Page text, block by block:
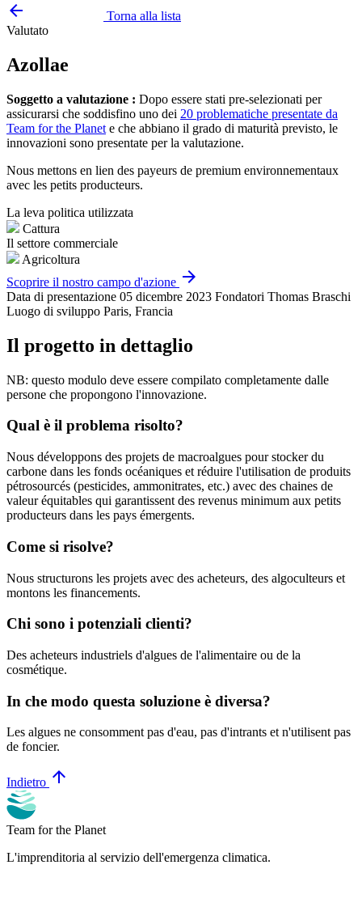
arrow_backward
Torna alla lista
Valutato
Azollae
Soggetto a valutazione : Dopo essere stati pre-selezionati per
assicurarsi che soddisfino uno dei 20 problematiche presentate da
Team for the Planet e che abbiano il grado di maturità previsto, le
innovazioni sono presentate per la valutazione.
Nous mettons en lien des payeurs de premium environnementaux
avec les petits producteurs.
La leva politica utilizzata
Cattura
Il settore commerciale
Agricoltura
Scoprire il nostro campo d'azione arrow_forward
Data di presentazione 05 dicembre 2023 Fondatori Thomas Braschi
Luogo di sviluppo Paris, Francia
Il progetto in dettaglio
NB: questo modulo deve essere compilato completamente dalle
persone che propongono l'innovazione.
Qual è il problema risolto?
Nous développons des projets de macroalgues pour stocker du
carbone dans les fonds océaniques et réduire l'utilisation de produits
pétrosourcés (pesticides, ammonitrates, etc.) avec des chaines de
valeur équitables qui garantissent des revenus minimum aux petits
producteurs dans les pays émergents.
Come si risolve?
Nous structurons les projets avec des acheteurs, des algoculteurs et
montons les financements.
Chi sono i potenziali clienti?
Des acheteurs industriels d'algues de l'alimentaire ou de la
cosmétique.
In che modo questa soluzione è diversa?
Les algues ne consomment pas d'eau, pas d'intrants et n'utilisent pas
de foncier.
Indietro arrow_upward
Team for the Planet
L'imprenditoria al servizio dell'emergenza climatica.